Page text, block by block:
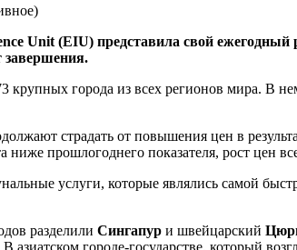
Unit (EIU) представила свой
завершения.
крупных города из всех регионов мира. В
страдать от повышения цен в
ниже прошлогоднего показателя, рост цен
услуги, которые являлись самой
разделили Сингапур и швейцарский
городе-государстве, который